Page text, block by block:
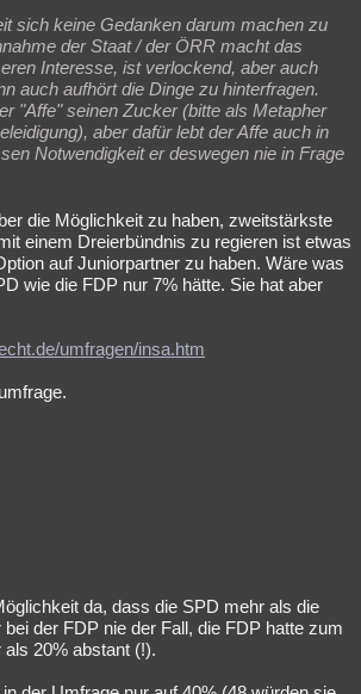
sich keine Gedanken darum machen zu
der Staat / der ÖRR macht das
Interesse, ist verlockend, aber auch
auch aufhört die Dinge zu hinterfragen.
"Affe" seinen Zucker (bitte als Metapher
aber dafür lebt der Affe auch in
Notwendigkeit er deswegen nie in Frage
die Möglichkeit zu haben, zweitstärkste
einem Dreierbündnis zu regieren ist etwas
auf Juniorpartner zu haben. Wäre was
wie die FDP nur 7% hätte. Sie hat aber
umfragen/insa.htm
da, dass die SPD mehr als die
der FDP nie der Fall, die FDP hatte zum
20% abstant (!).